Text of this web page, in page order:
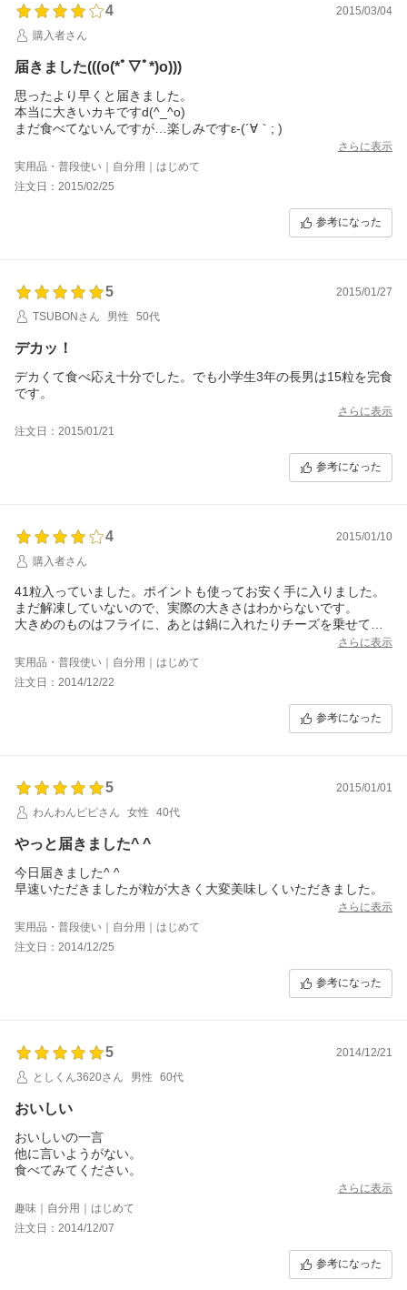
4
2015/03/04
購入者さん
届きました(((o(*ﾟ▽ﾟ*)o)))
思ったより早くと届きました。
本当に大きいカキですd(^_^o)
まだ食べてないんですが…楽しみですε-(´∀｀; )
さらに表示
実用品・普段使い｜自分用｜はじめて
注文日：2015/02/25
参考になった
5
2015/01/27
TSUBONさん
男性 50代
デカッ！
デカくて食べ応え十分でした。でも小学生3年の長男は15粒を完食
です。
さらに表示
注文日：2015/01/21
参考になった
4
2015/01/10
購入者さん
41粒入っていました。ポイントも使ってお安く手に入りました。
まだ解凍していないので、実際の大きさはわからないです。
大きめのものはフライに、あとは鍋に入れたりチーズを乗せて
さらに表示
実用品・普段使い｜自分用｜はじめて
注文日：2014/12/22
参考になった
5
2015/01/01
わんわんピピさん
女性 40代
やっと届きました^ ^
今日届きました^ ^
早速いただきましたが粒が大きく大変美味しくいただきました。
さらに表示
実用品・普段使い｜自分用｜はじめて
注文日：2014/12/25
参考になった
5
2014/12/21
としくん3620さん
男性 60代
おいしい
おいしいの一言
他に言いようがない。
食べてみてください。
さらに表示
趣味｜自分用｜はじめて
注文日：2014/12/07
参考になった